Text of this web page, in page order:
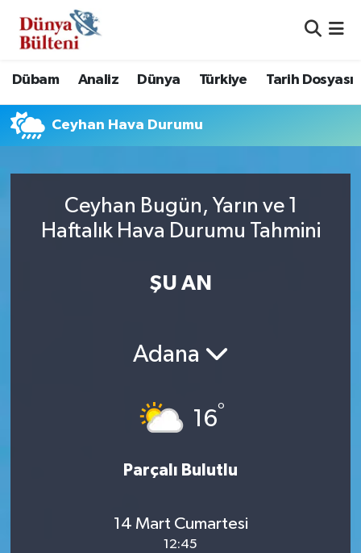
Dübam Analiz Dünya Türkiye Tarih Dosyası
Ceyhan Hava Durumu
Ceyhan Bugün, Yarın ve 1
Haftalık Hava Durumu Tahmini
ŞU AN
Adana
16°
Parçalı Bulutlu
14 Mart Cumartesi
12:45
Hava Durumu
Namaz Vakitleri
Süper Lig Puan Durumu ve Fikstür